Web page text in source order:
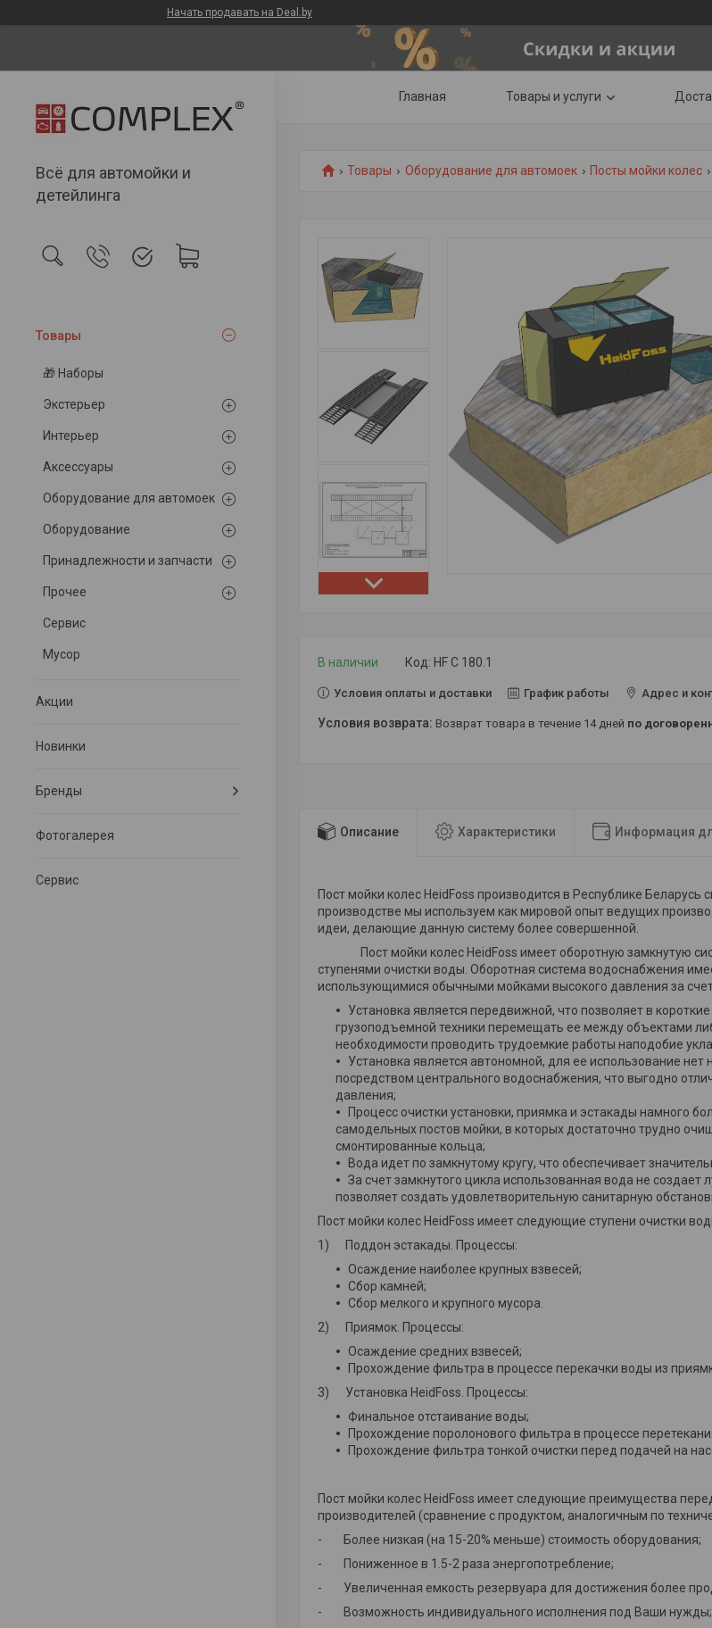
Начать продавать на Deal.by
Всё для автомойки и
детейлинга
Товары
🎁 Наборы
Экстерьер
Интерьер
Аксессуары
Оборудование для автомоек
Оборудование
Принадлежности и запчасти
Прочее
Сервис
Мусор
Акции
Новинки
Бренды
Фотогалерея
Сервис
Главная Товары и услуги
Товары Оборудование для автомоек Посты мойки колес
В наличии Код: HF C 180.1
Условия оплаты и доставки График работы Адрес и
возврат товара в течение 14 дней по
Описание Характеристики Информация
Пост мойки колес HeidFoss производится в Республике
производстве мы используем как мировой опыт ведущих
идеи, делающие данную систему более совершенной.
Пост мойки колес HeidFoss имеет оборотную замкнутую
ступенями очистки воды. Оборотная система водоснабжения
использующимися обычными мойками высокого давления за
Установка является передвижной, что позволяет в
грузоподъемной техники перемещать ее между объектами
необходимости проводить трудоемкие работы наподобие
Установка является автономной, для ее использование
посредством центрального водоснабжения, что выгодно
давления;
Процесс очистки установки, приямка и эстакады намного
самодельных постов мойки, в которых достаточно трудно
смонтированные кольца;
Вода идет по замкнутому кругу, что обеспечивает
За счет замкнутого цикла использованная вода не создает
позволяет создать удовлетворительную санитарную
Пост мойки колес HeidFoss имеет следующие ступени очистки
1) Поддон эстакады. Процессы:
Осаждение наиболее крупных взвесей;
Сбор камней;
Сбор мелкого и крупного мусора.
2) Приямок. Процессы:
Осаждение средних взвесей;
Прохождение фильтра в процессе перекачки воды из
3) Установка HeidFoss. Процессы:
Финальное отстаивание воды;
Прохождение поролонового фильтра в процессе
Прохождение фильтра тонкой очистки перед подачей на
Пост мойки колес HeidFoss имеет следующие преимущества
производителей (сравнение с продуктом, аналогичным по
- Более низкая (на 15-20% меньше) стоимость оборудования;
- Пониженное в 1.5-2 раза энергопотребление;
- Увеличенная емкость резервуара для достижения более
- Возможность индивидуального исполнения под Ваши нужды;